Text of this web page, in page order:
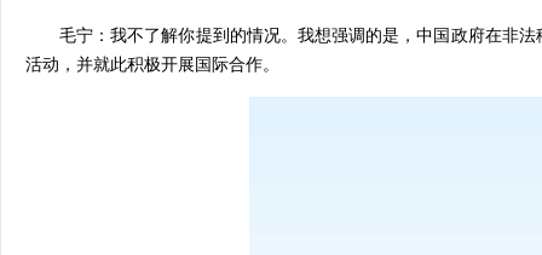
毛宁：我不了解你提到的情况。我想强调的是，中国政府在非
活动，并就此积极开展国际合作。